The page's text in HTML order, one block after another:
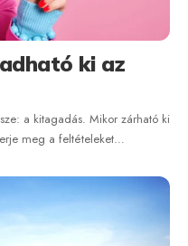
ki az
a kitagadás. Mikor zárható ki
meg a feltételeket…